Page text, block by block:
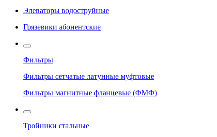
Элеваторы водоструйные
Грязевики абонентские
Фильтры
Фильтры сетчатые латунные муфтовые
Фильтры магнитные фланцевые (ФМФ)
Тройники стальные